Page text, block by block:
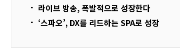
라이브 방송, 폭발적으로 성장한다
‘스파오’, DX를 리드하는 SPA로 성장